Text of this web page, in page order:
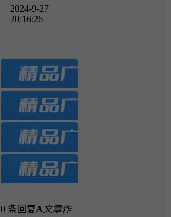
2024-9-27
20:16:26
0 条回复A 文章作